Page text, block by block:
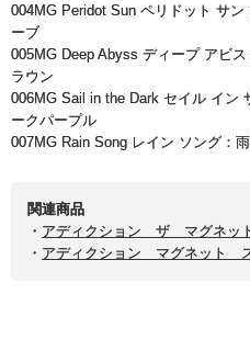
004MG Peridot Sun ペリドット サ
ーブ
005MG Deep Abyss ディープ アビ
ラウン
006MG Sail in the Dark セイル イン
ークパープル
007MG Rain Song レイン ソング：
関連商品
・ アディクション ザ マグネッ
・ アディクション マグネット